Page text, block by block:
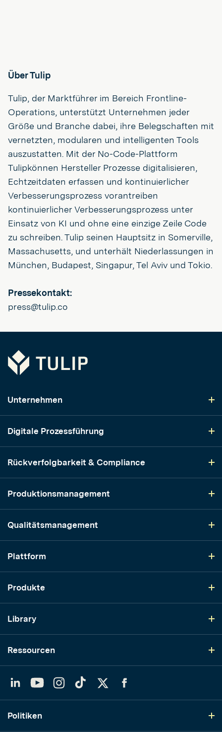
Über Tulip
Tulip, der Marktführer im Bereich Frontline-
Operations, unterstützt Unternehmen jeder
Größe und Branche dabei, ihre Belegschaften mit
vernetzten, modularen und intelligenten Tools
auszustatten. Mit der No-Code-Plattform
Tulipkönnen Hersteller Prozesse digitalisieren,
Echtzeitdaten erfassen und kontinuierlicher
Verbesserungsprozess vorantreiben
kontinuierlicher Verbesserungsprozess unter
Einsatz von KI und ohne eine einzige Zeile Code
zu schreiben. Tulip seinen Hauptsitz in Somerville,
Massachusetts, und unterhält Niederlassungen in
München, Budapest, Singapur, Tel Aviv und Tokio.
Pressekontakt:
press@tulip.co
Tulip
Unternehmen
Digitale Prozessführung
Rückverfolgbarkeit & Compliance
Produktionsmanagement
Qualitätsmanagement
Plattform
Produkte
Library
Ressourcen
YouTubeInstagram
TikTok
Politiken